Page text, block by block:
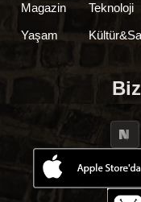
Magazin
Yaşam
Teknoloji